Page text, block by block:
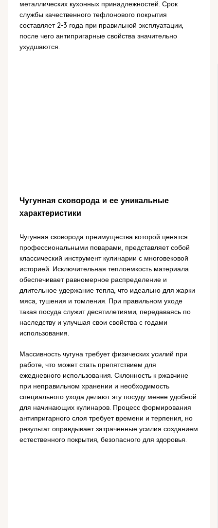
металлических кухонных принадлежностей. Срок
службы качественного тефлонового покрытия
составляет 2-3 года при правильной эксплуатации,
после чего антипригарные свойства значительно
ухудшаются.
Чугунная сковорода и ее уникальные
характеристики
Чугунная сковорода преимущества которой ценятся
профессиональными поварами, представляет собой
классический инструмент кулинарии с многовековой
историей. Исключительная теплоемкость материала
обеспечивает равномерное распределение и
длительное удержание тепла, что идеально для жарки
мяса, тушения и томления. При правильном уходе
такая посуда служит десятилетиями, передаваясь по
наследству и улучшая свои свойства с годами
использования.
Массивность чугуна требует физических усилий при
работе, что может стать препятствием для
ежедневного использования. Склонность к ржавчине
при неправильном хранении и необходимость
специального ухода делают эту посуду менее удобной
для начинающих кулинаров. Процесс формирования
антипригарного слоя требует времени и терпения, но
результат оправдывает затраченные усилия созданием
естественного покрытия, безопасного для здоровья.